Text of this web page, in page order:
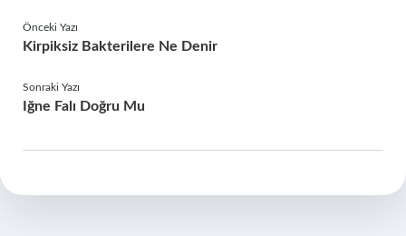
Önceki Yazı
Kirpiksiz Bakterilere Ne Denir
Sonraki Yazı
Iğne Falı Doğru Mu